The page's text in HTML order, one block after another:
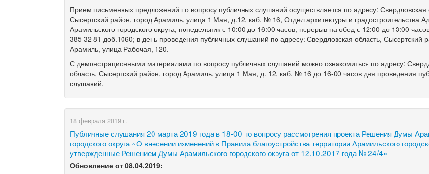
Прием письменных предложений по вопросу публичных слушаний осуществляется по адресу: Свердловская
Сысертский район, город Арамиль, улица 1 Мая, д.12, каб. № 16, Отдел архитектуры и градостроительства
Арамильского городского округа, понедельник с 10:00 до 16:00 часов, перерыв на обед с 12:00 до 13:00
385 32 81 доб.1060; в день проведения публичных слушаний по адресу: Свердловская область, Сысертский
Арамиль, улица Рабочая, 120.
С демонстрационными материалами по вопросу публичных слушаний можно ознакомиться по адресу:
область, Сысертский район, город Арамиль, улица 1 Мая, д. 12, каб. № 16 до 16-00 часов дня проведения
слушаний.
18 февраля 2019 г.
Публичные слушания 20 марта 2019 года в 18-00 по вопросу рассмотрения проекта Решения Думы
городского округа «О внесении изменений в Правила благоустройства территории Арамильского
утвержденные Решением Думы Арамильского городского округа от 12.10.2017 года № 24/4»
Обновление от 08.04.2019: